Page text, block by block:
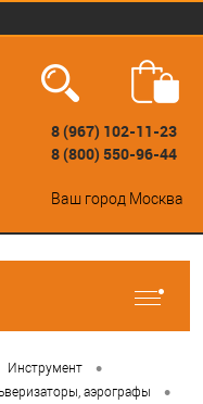
8 (967) 102-11-23
8 (800) 550-96-44
Ваш город Москва
Инструмент •
аэрографы •